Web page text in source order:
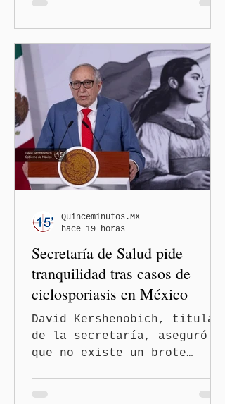
Estado amplió la revisión
de la presencia digital de
los solicitantes, mientras
Washington busca cerrar el
paso al llamado “turismo de
nacimiento” y reforzar los
controles migratorios.
Secretaría de Salud pide
tranquilidad tras casos de
ciclosporiasis en México
David Kershenobich, titular
de la secretaría, aseguró
que no existe un brote
Quinceminutos.MX
hace 19 horas